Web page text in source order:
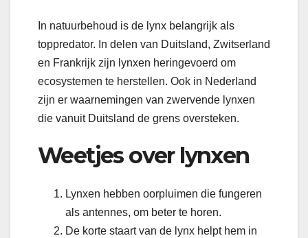
In natuurbehoud is de lynx belangrijk als
toppredator. In delen van Duitsland, Zwitserland
en Frankrijk zijn lynxen heringevoerd om
ecosystemen te herstellen. Ook in Nederland
zijn er waarnemingen van zwervende lynxen
die vanuit Duitsland de grens oversteken.
Weetjes over lynxen
Lynxen hebben oorpluimen die fungeren
als antennes, om beter te horen.
De korte staart van de lynx helpt hem in